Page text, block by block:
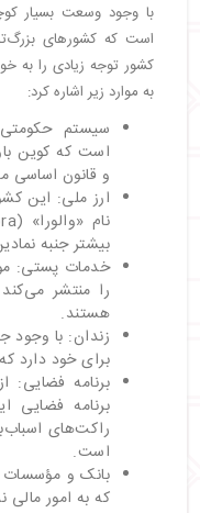
با وجود وسعت بسیار
است که کشورهای
کشور توجه زیادی را به
به موارد زیر اشاره کرد:
سیستم
است که کوین
و قانون اساسی
ارز ملی: این
بیشتر جنبه
خدمات پستی:
را منتشر
هستند.
زندان: با
برای خود دارد
برنامه فضایی:
برنامه فضایی
راکت‌های
است.
بانک و مؤسسات
که به امور